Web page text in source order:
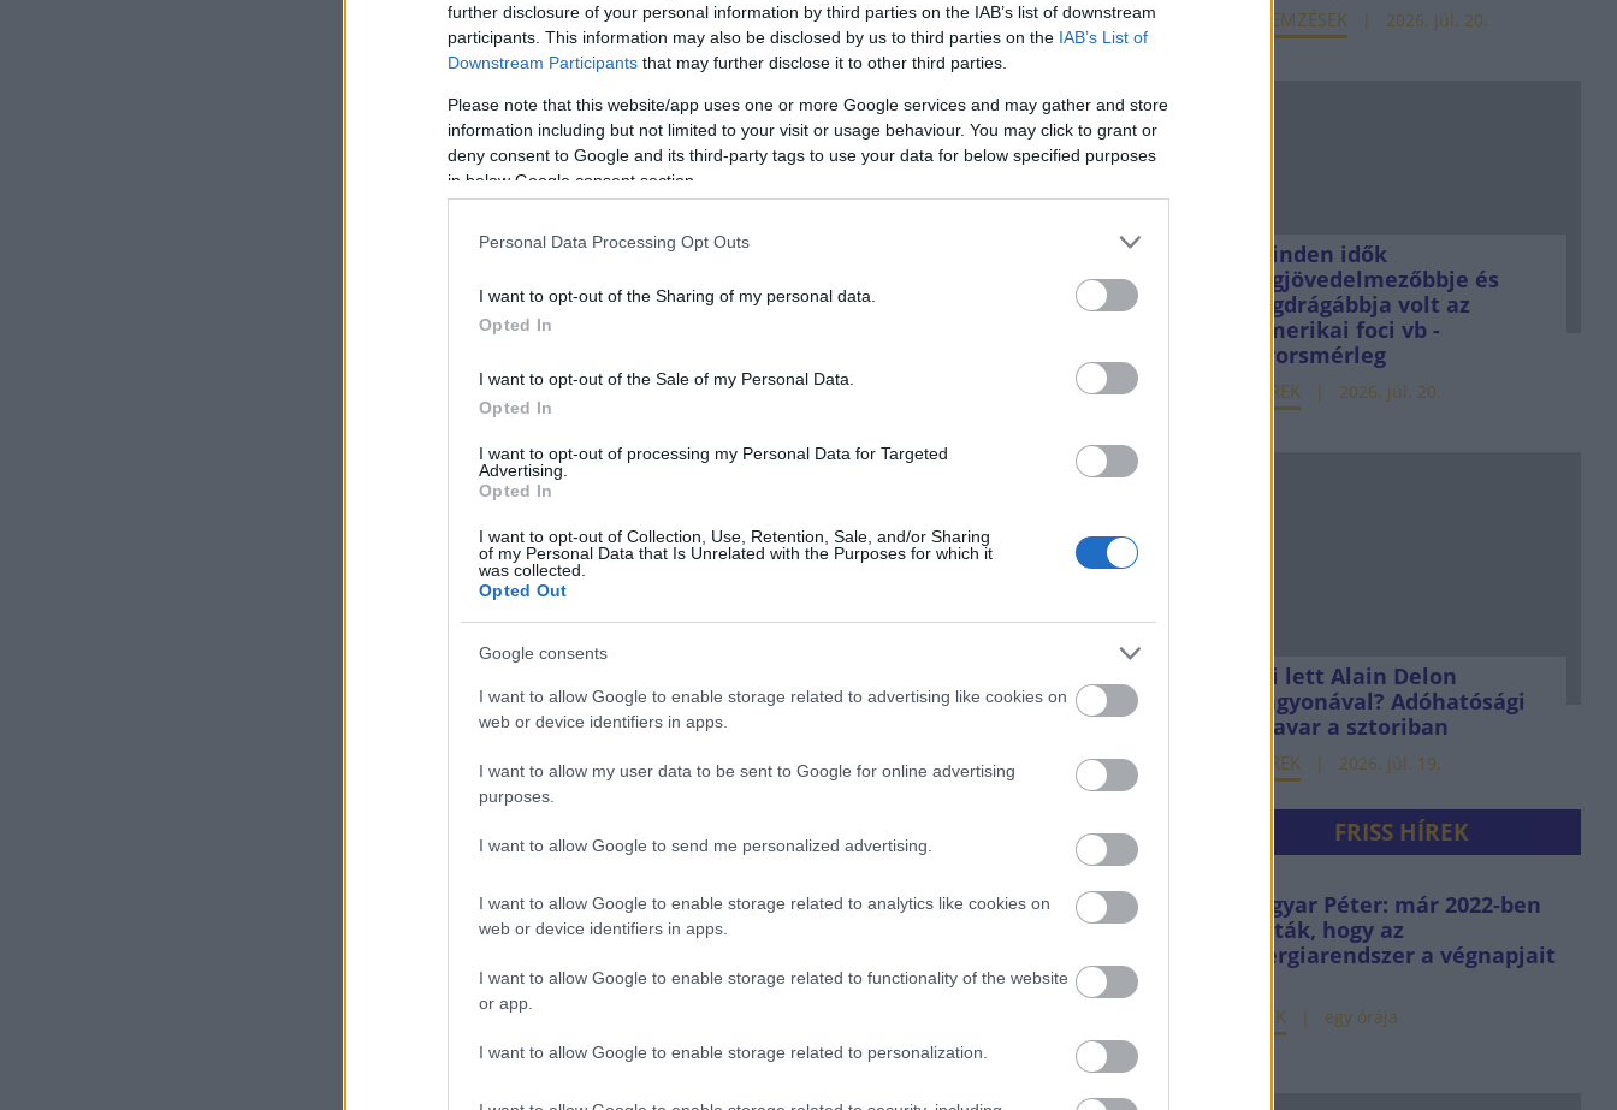
further disclosure of your personal information by third parties on the IAB’s list of downstream
participants. This information may also be disclosed by us to third parties on the IAB’s List of
Downstream Participants that may further disclose it to other third parties.
Please note that this website/app uses one or more Google services and may gather and store
information including but not limited to your visit or usage behaviour. You may click to grant or
deny consent to Google and its third-party tags to use your data for below specified purposes
in below Google consent section.
Personal Data Processing Opt Outs
I want to opt-out of the Sharing of my personal data.
Opted In
I want to opt-out of the Sale of my Personal Data.
Opted In
I want to opt-out of processing my Personal Data for Targeted
Advertising.
Opted In
I want to opt-out of Collection, Use, Retention, Sale, and/or Sharing
of my Personal Data that Is Unrelated with the Purposes for which it
was collected.
Opted Out
Google consents
I want to allow Google to enable storage related to advertising like cookies on
web or device identifiers in apps.
I want to allow my user data to be sent to Google for online advertising
purposes.
I want to allow Google to send me personalized advertising.
I want to allow Google to enable storage related to analytics like cookies on
web or device identifiers in apps.
I want to allow Google to enable storage related to functionality of the website
or app.
I want to allow Google to enable storage related to personalization.
ELEMZÉSEK 2026. júl. 20.
Minden idők
legjövedelmezőbbje és
legdrágábbja volt az
amerikai foci vb -
gyorsmérleg
HÍREK 2026. júl. 20.
Mi lett Alain Delon
vagyonával? Adóhatósági
csavar a sztoriban
HÍREK 2026. júl. 19.
FRISS HÍREK
Magyar Péter: már 2022-ben
tudták, hogy az
energiarendszer a végnapjait
HÍREK egy órája